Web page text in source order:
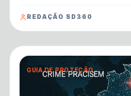
infraestrutura.
REDAÇÃO SD360
GUIA DE PROTEÇÃO